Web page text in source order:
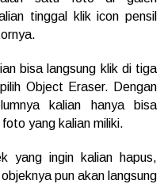
tinggal klik icon pensil
bisa langsung klik di tiga
Object Eraser. Dengan
kalian hanya bisa
yang kalian miliki.
yang ingin kalian hapus,
pun akan langsung